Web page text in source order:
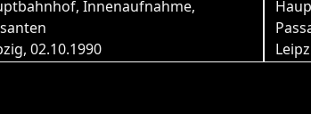
Innenaufnahme,
02.10.1990